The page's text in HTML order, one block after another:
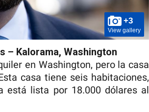
+3
View gallery
– Kalorama, Washington
en Washington, pero la casa
casa tiene seis habitaciones,
está lista por 18.000 dólares al